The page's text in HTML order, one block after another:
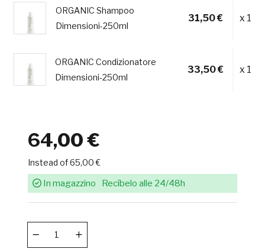
ORGANIC Shampoo
Dimensioni-250ml
31,50 € x 1
ORGANIC Condizionatore
Dimensioni-250ml
33,50 € x 1
64,00 €
Instead of 65,00 €
In magazzino Recíbelo alle 24/48h